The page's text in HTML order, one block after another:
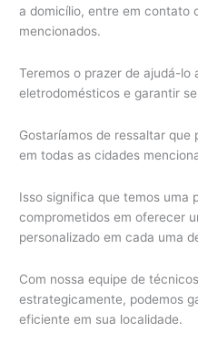
a domicílio, entre em contato
mencionados.
Teremos o prazer de ajudá-lo
eletrodomésticos e garantir
Gostaríamos de ressaltar
em todas as cidades
Isso significa que temos uma
comprometidos em oferecer
personalizado em cada uma
Com nossa equipe de
estrategicamente, podemos
eficiente em sua localidade.